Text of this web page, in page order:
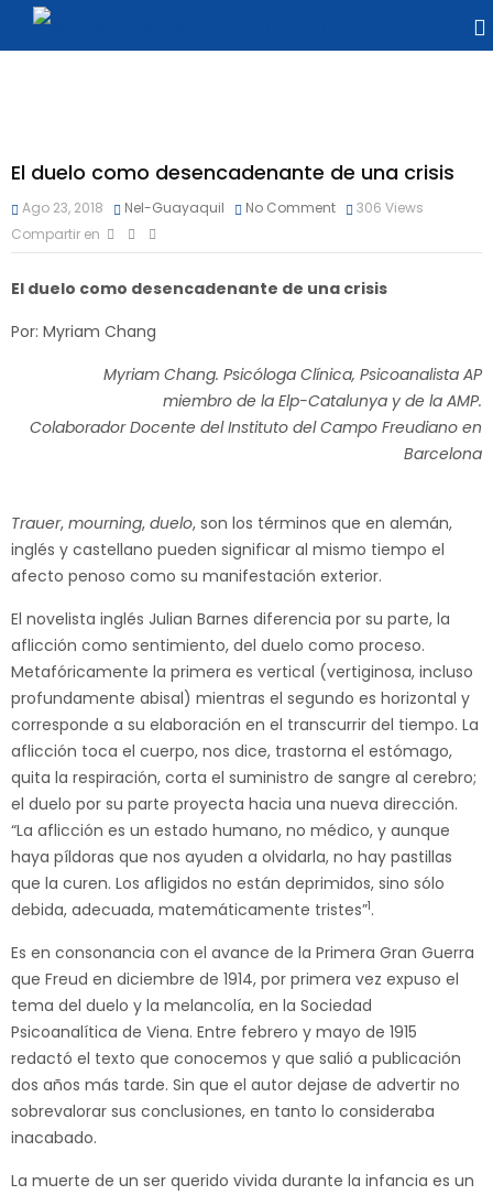
El duelo como desencadenante de una crisis
Ago 23, 2018 Nel-Guayaquil No Comment 306 Views
Compartir en
El duelo como desencadenante de una crisis
Por: Myriam Chang
Myriam Chang. Psicóloga Clínica, Psicoanalista AP
miembro de la Elp-Catalunya y de la AMP.
Colaborador Docente del Instituto del Campo Freudiano en
Barcelona
Trauer, mourning, duelo, son los términos que en alemán,
inglés y castellano pueden significar al mismo tiempo el
afecto penoso como su manifestación exterior.
El novelista inglés Julian Barnes diferencia por su parte, la
aflicción como sentimiento, del duelo como proceso.
Metafóricamente la primera es vertical (vertiginosa, incluso
profundamente abisal) mientras el segundo es horizontal y
corresponde a su elaboración en el transcurrir del tiempo. La
aflicción toca el cuerpo, nos dice, trastorna el estómago,
quita la respiración, corta el suministro de sangre al cerebro;
el duelo por su parte proyecta hacia una nueva dirección.
“La aflicción es un estado humano, no médico, y aunque
haya píldoras que nos ayuden a olvidarla, no hay pastillas
que la curen. Los afligidos no están deprimidos, sino sólo
debida, adecuada, matemáticamente tristes”1.
Es en consonancia con el avance de la Primera Gran Guerra
que Freud en diciembre de 1914, por primera vez expuso el
tema del duelo y la melancolía, en la Sociedad
Psicoanalítica de Viena. Entre febrero y mayo de 1915
redactó el texto que conocemos y que salió a publicación
dos años más tarde. Sin que el autor dejase de advertir no
sobrevalorar sus conclusiones, en tanto lo consideraba
inacabado.
La muerte de un ser querido vivida durante la infancia es un